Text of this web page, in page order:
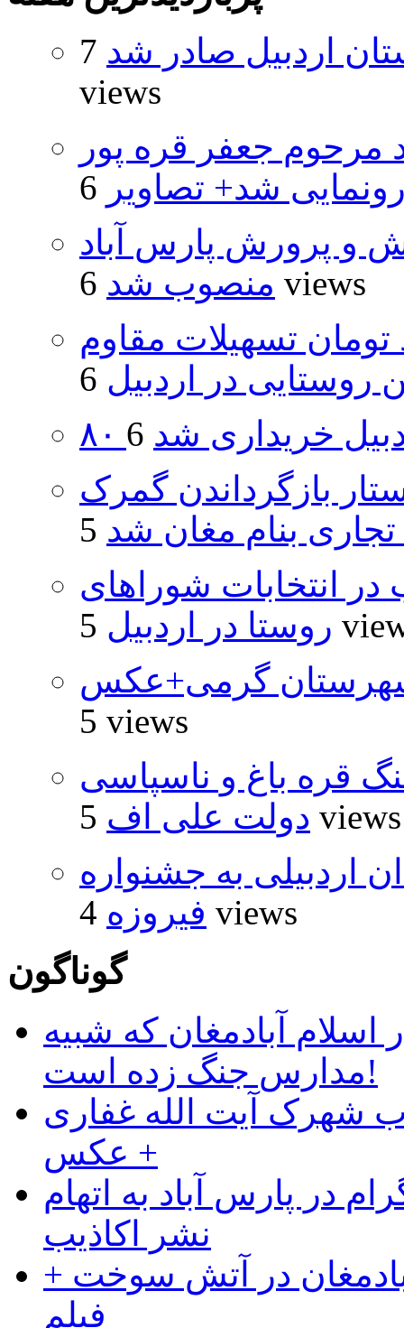
اردبیل صادر شد 7
views
مرحوم جعفر قره پور
شد+ تصاویر
و پرورش پارس آباد
منصوب شد 6 views
و ۴۸۰ میلیارد تومان تسهیلات مقاوم
در اردبیل
خریداری شد
بازگرداندن گمرک
تجاری بنام مغان شد
۵۰۰۰ داوطلب در انتخابات شوراهای
روستا در اردبیل 5
گرمی+عکس
5 views
قره باغ و ناسپاسی
دولت علی اف 5 views
اثر هنرمندان اردبیلی به جشنواره
فیروزه 4 views
گوناگون
آبادمغان که شبیه
مدارس جنگ زده است!
شهرک آیت الله غفاری
+ عکس
در پارس آباد به اتهام
نشر اکاذیب
در آتش سوخت +
فیلم